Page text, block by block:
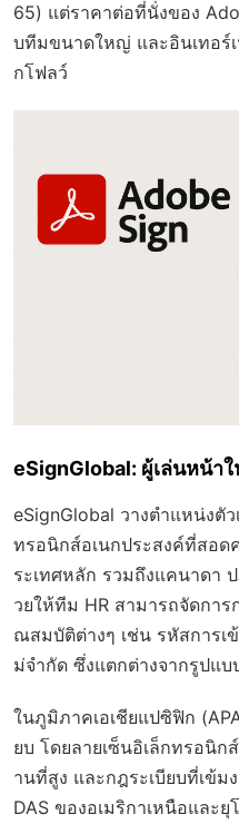
65) แต่ราคาต่อที่นั่งของ
บทีมขนาดใหญ่ และอินเทอร์เ
กโฟลว์
eSignGlobal: ผู้เล่นหน้า
eSignGlobal วางตำแหน่งตัว
ทรอนิกส์อเนกประสงค์ที่สอด
ระเทศหลัก รวมถึงแคนาดา
วยให้ทีม HR สามารถจัดกา
ณสมบัติต่างๆ เช่น รหัสการเ
ม่จำกัด ซึ่งแตกต่างจากรูปแบ
ในภูมิภาคเอเชียแปซิฟิก
ยบ โดยลายเซ็นอิเล็กทรอนิก
านที่สูง และกฎระเบียบที่เข้ม
DAS ของอเมริกาเหนือและ